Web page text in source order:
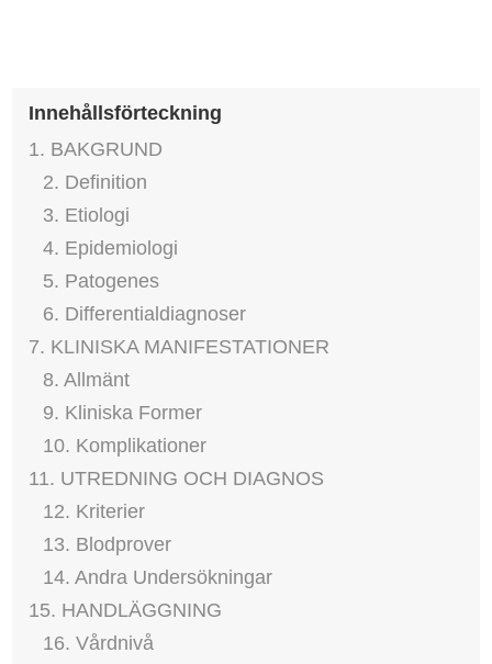
Innehållsförteckning
1. BAKGRUND
2. Definition
3. Etiologi
4. Epidemiologi
5. Patogenes
6. Differentialdiagnoser
7. KLINISKA MANIFESTATIONER
8. Allmänt
9. Kliniska Former
10. Komplikationer
11. UTREDNING OCH DIAGNOS
12. Kriterier
13. Blodprover
14. Andra Undersökningar
15. HANDLÄGGNING
16. Vårdnivå